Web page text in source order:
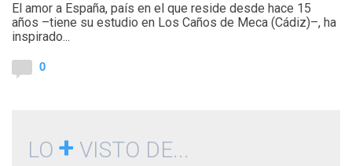
El amor a España, país en el que reside desde hace 15
años –tiene su estudio en Los Caños de Meca (Cádiz)–, ha
inspirado...
0
LO + VISTO DE...